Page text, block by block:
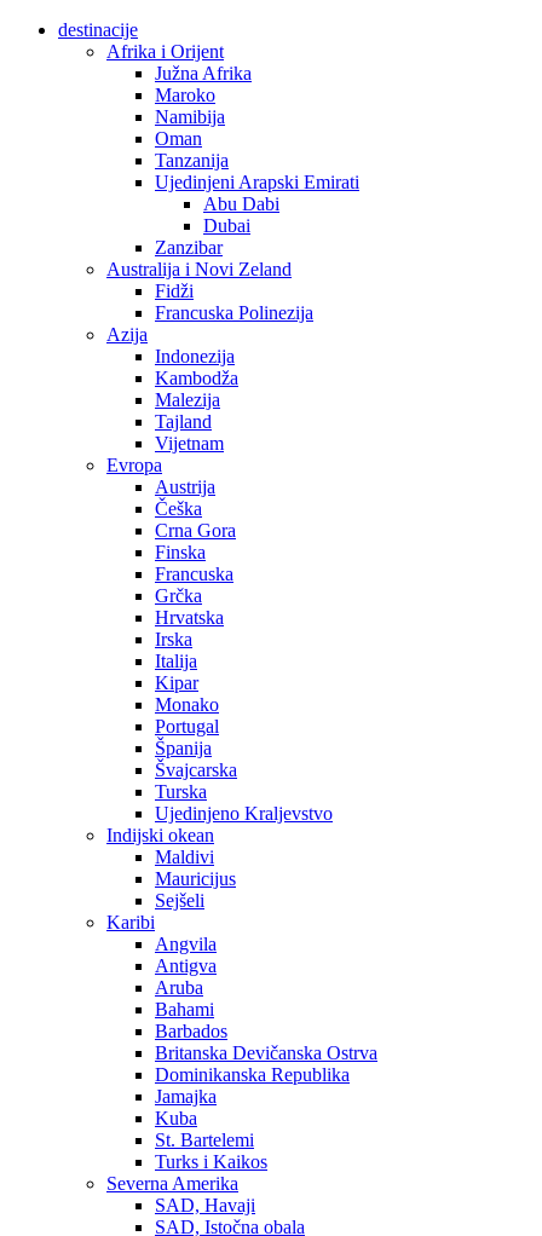
destinacije
Afrika i Orijent
Južna Afrika
Maroko
Namibija
Oman
Tanzanija
Ujedinjeni Arapski Emirati
Abu Dabi
Dubai
Zanzibar
Australija i Novi Zeland
Fidži
Francuska Polinezija
Azija
Indonezija
Kambodža
Malezija
Tajland
Vijetnam
Evropa
Austrija
Češka
Crna Gora
Finska
Francuska
Grčka
Hrvatska
Irska
Italija
Kipar
Monako
Portugal
Španija
Švajcarska
Turska
Ujedinjeno Kraljevstvo
Indijski okean
Maldivi
Mauricijus
Sejšeli
Karibi
Angvila
Antigva
Aruba
Bahami
Barbados
Britanska Devičanska Ostrva
Dominikanska Republika
Jamajka
Kuba
St. Bartelemi
Turks i Kaikos
Severna Amerika
SAD, Havaji
SAD, Istočna obala